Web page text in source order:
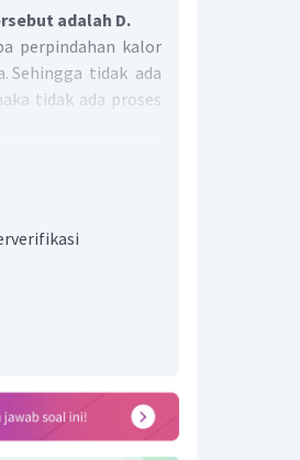
adalah D.
perpindahan kalor
Sehingga tidak ada
tidak ada proses
D.